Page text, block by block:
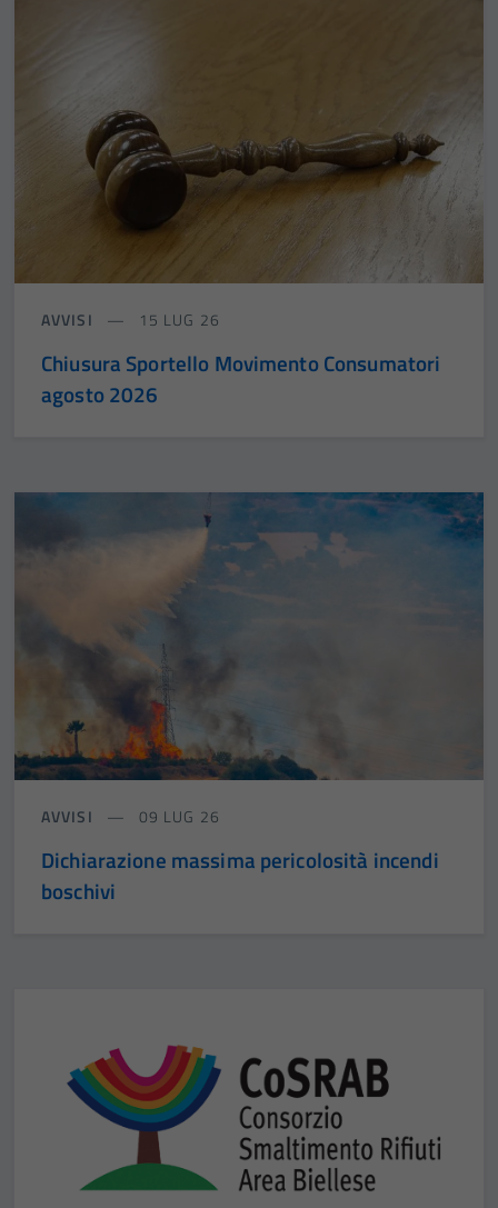
AVVISI 15 LUG 26
Chiusura Sportello Movimento Consumatori
agosto 2026
AVVISI 09 LUG 26
Dichiarazione massima pericolosità incendi
boschivi
per il
funzionamento
del sito e non
possono
essere
disabilitati.